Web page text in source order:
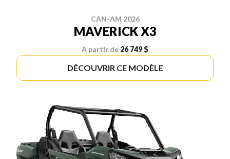
CAN-AM 2026
MAVERICK X3
À partir de 26 749 $
DÉCOUVRIR CE MODÈLE